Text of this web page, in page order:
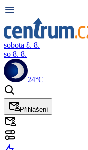
sobota 8. 8.
so 8. 8.
24°C
Přihlášení